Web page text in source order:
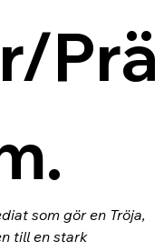
Prä
som gör en Tröja,
till en stark